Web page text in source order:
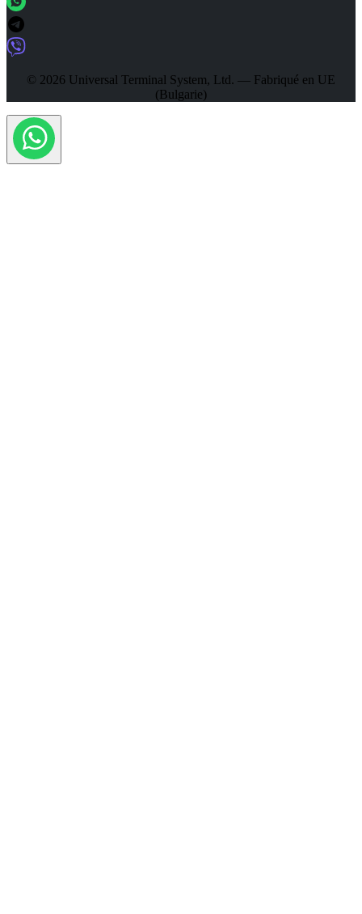
© 2026 Universal Terminal System, Ltd. — Fabriqué en UE
(Bulgarie)